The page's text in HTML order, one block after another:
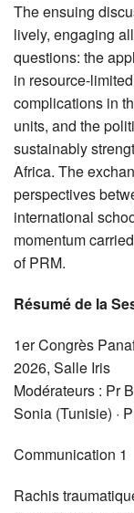
The ensuing
lively, engaging
questions: the
in resource-
complications in
units, and the
sustainably
Africa. The
perspectives
international
momentum
ofPRM.
Résumé de la
1er Congrès
2026, Salle Iris
Modérateurs : Pr
Sonia (Tunisie) ·
Communication 1
Rachis